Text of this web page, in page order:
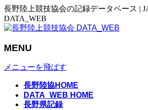
長野陸上競技協会の記録データベース |
DATA_WEB
MENU
メニューを飛ばす
長野陸協HOME
DATA_WEB HOME
長野県記録